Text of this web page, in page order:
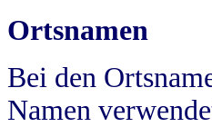
Ortsnamen
Bei den
Namen